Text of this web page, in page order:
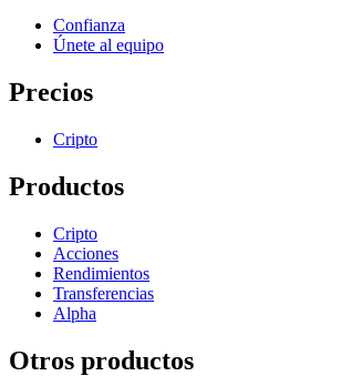
Confianza
Únete al equipo
Precios
Cripto
Productos
Cripto
Acciones
Rendimientos
Transferencias
Alpha
Otros productos